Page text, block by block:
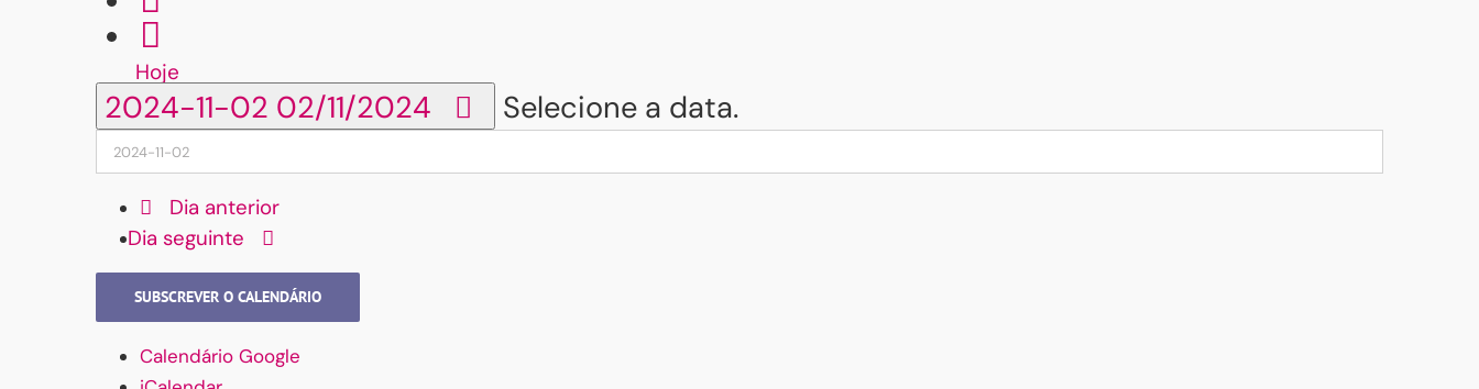
Hoje
2024-11-02 02/11/2024 Selecione a data.
Dia anterior
Dia seguinte
SUBSCREVER O CALENDÁRIO
Calendário Google